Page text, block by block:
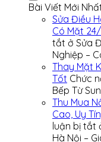
Bài Viết Mới
Sửa Điều
Có Mặt
tắt ở Sửa
Nghiệp –
Thay Mặt
Tốt Chức
Bếp Từ
Thu Mua
Cao, Uy
luận bị tắt
Hà Nội –